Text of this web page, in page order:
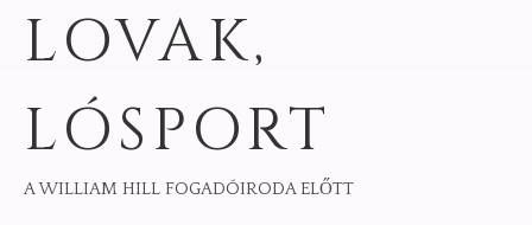
LOVAK,
LÓSPORT
A WILLIAM HILL FOGADÓIRODA ELŐTT